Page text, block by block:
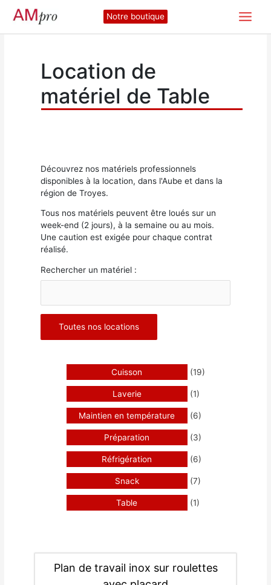
Notre boutique
Location de
matériel de Table
Découvrez nos matériels professionnels
disponibles à la location, dans l'Aube et dans la
région de Troyes.
Tous nos matériels peuvent être loués sur un
week-end (2 jours), à la semaine ou au mois.
Une caution est exigée pour chaque contrat
réalisé.
Rechercher un matériel :
Toutes nos locations
Cuisson (19)
Laverie (1)
Maintien en température (6)
Préparation (3)
Réfrigération (6)
Snack (7)
Table (1)
Plan de travail inox sur roulettes